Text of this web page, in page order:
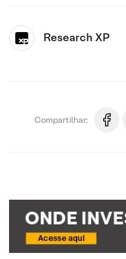
Research XP
Compartilhar: